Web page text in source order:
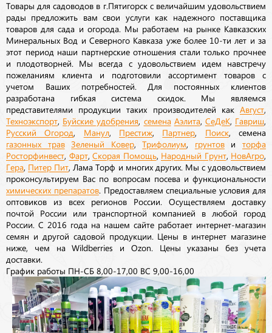
Товары для садоводов в г.Пятигорск с величайшим удовольствием
рады предложить вам свои услуги как надежного поставщика
товаров для сада и огорода. Мы работаем на рынке Кавказских
Минеральных Вод и Северного Кавказа уже более 10-ти лет и за
этот период наши партнерские отношения стали только прочнее
и плодотворней. Мы всегда с удовольствием идем навстречу
пожеланиям клиента и подготовили ассортимент товаров с
учетом Ваших потребностей. Для постоянных клиентов
разработана гибкая система скидок. Мы являемся
представителями продукции таких производителей как Август
Техноэкспорт Буйские удобрения семена Аэлита, СеДеК Гавриш
Русский Огород Манул, Престиж Партнер Поиск, семена
газонных трав Зеленый Ковер,Трифолиум грунтовиторфа
Росторфинвест Фарт, Скорая Помощь Народный Грунт, НовАгро
Гера Питер Пит , Лама Торф и многих других. Мы с удовольствием
проконсультируем Вас по вопросам посева и функциональности
химических препаратов. Предоставляем специальные условия для
оптовиков из всех регионов России. Осуществляем доставку
почтой России или транспортной компанией в любой город
России. С 2016 года на нашем сайте работает интернет-магазин
семян и другой садовой продукции. Цены в интернет магазине
ниже, чем на Wildberries и Ozon. Цены указаны без учета
доставки.
График работы ПН-СБ 8,00-17,00 ВС 9,00-16,00